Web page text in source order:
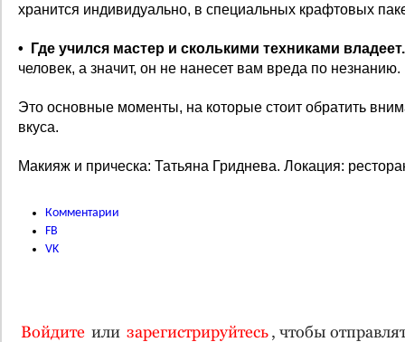
хранится индивидуально, в специальных крафтовых
• Где учился мастер и сколькими техниками владеет.
человек, а значит, он не нанесет вам вреда по незнанию.
Это основные моменты, на которые стоит обратить
вкуса.
Макияж и прическа: Татьяна Гриднева. Локация:
Комментарии
FB
VK
Войдите или зарегистрируйтесь, чтобы